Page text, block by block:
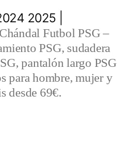
2025 |
Chándal Futbol PSG –
PSG, sudadera
pantalón largo PSG
para hombre, mujer y
desde 69€.